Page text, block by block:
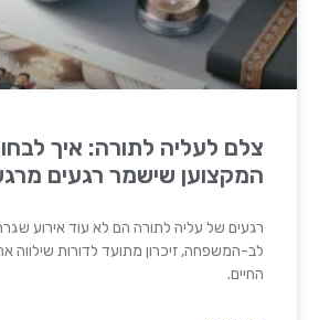
צלם לעליה לתורה: איך
המקצוען שישמר רגעים
רגעים של עליה לתורה הם לא עוד אירוע
לב-המשפחה, זיכרון מתועד לדורות שילווה
החיים.